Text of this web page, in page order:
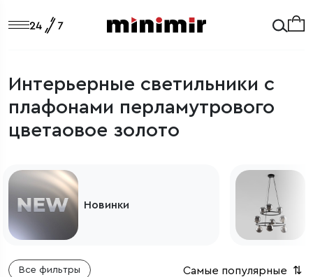
Интерьерные светильники с
плафонами перламутрового
цветаовое золото
Светильники из Европы
Все фильтры Самые популярные ⇅